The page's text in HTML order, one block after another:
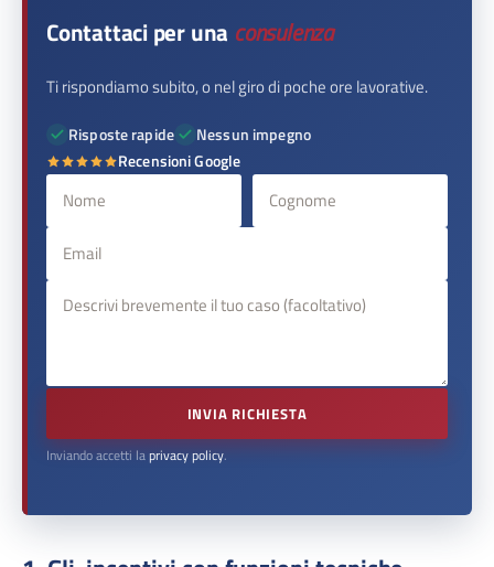
Contattaci per una consulenza
Ti rispondiamo subito, o nel giro di poche ore lavorative.
Risposte rapide
Nessun impegno
Recensioni Google
INVIA RICHIESTA
Inviando accetti laprivacy policy.